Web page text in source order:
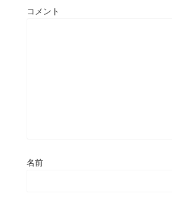
コメント
名前